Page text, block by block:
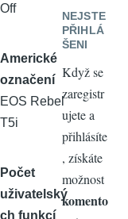
Off
Americké
označení
EOS Rebel
T5i
Počet
uživatelský
ch funkcí
NEJSTE
PŘIHLÁ
ŠENI
Když se
zaregistr
ujete a
přihlásíte
, získáte
možnost
komento